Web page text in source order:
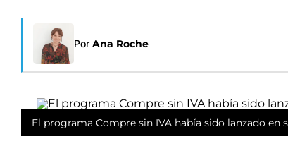
Por Ana Roche
El programa Compre sin IVA había sido lanzado en